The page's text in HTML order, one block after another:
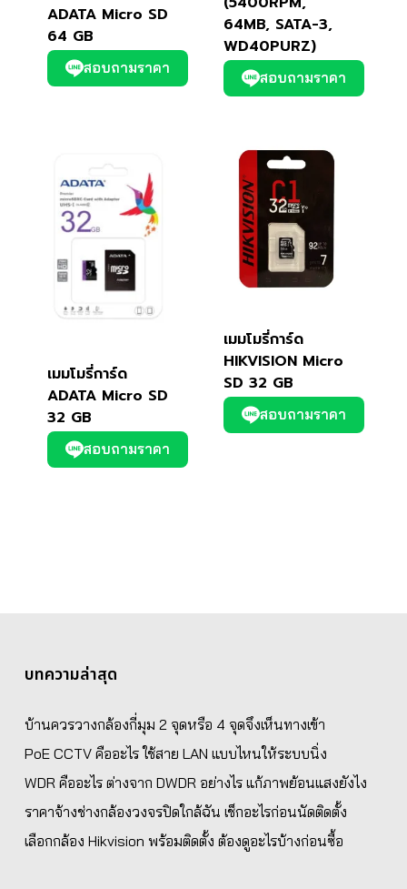
ADATA Micro SD
64 GB
สอบถามราคา
64MB, SATA-3,
WD40PURZ)
สอบถามราคา
เมมโมรี่การ์ด
ADATA Micro SD
32 GB
สอบถามราคา
เมมโมรี่การ์ด
HIKVISION Micro
SD 32 GB
สอบถามราคา
บทความล่าสุด
บ้านควรวางกล้องกี่มุม 2 จุดหรือ 4 จุดจึงเห็นทางเข้า
PoE CCTV คืออะไร ใช้สาย LAN แบบไหนให้ระบบนิ่ง
WDR คืออะไร ต่างจาก DWDR อย่างไร แก้ภาพย้อนแสงยังไง
ราคาจ้างช่างกล้องวงจรปิดใกล้ฉัน เช็กอะไรก่อนนัดติดตั้ง
เลือกกล้อง Hikvision พร้อมติดตั้ง ต้องดูอะไรบ้างก่อนซื้อ